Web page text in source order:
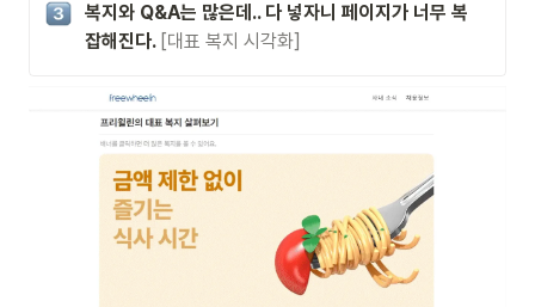
복지와 Q&A는 많은데.. 다 넣자니 페이지가 너무 복
잡해진다. [대표 복지 시각화]